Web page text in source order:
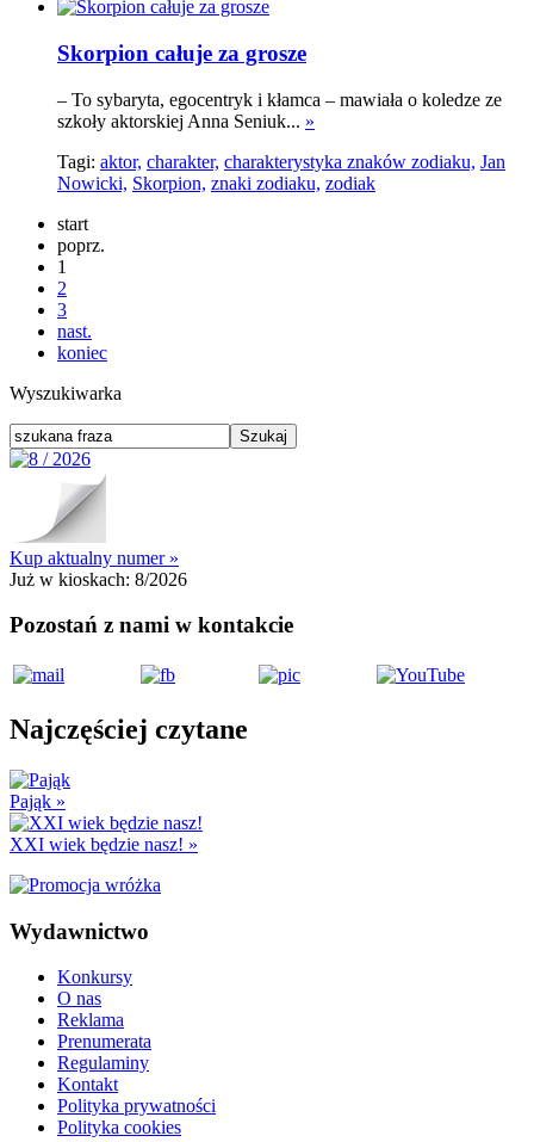
Skorpion całuje za grosze
– To sybaryta, egocentryk i kłamca – mawiała o koledze ze
szkoły aktorskiej Anna Seniuk... »
Tagi: aktor, charakter, charakterystyka znaków zodiaku, Jan
Nowicki, Skorpion, znaki zodiaku, zodiak
start
poprz.
1
2
3
nast.
koniec
Wyszukiwarka
Kup aktualny numer »
Już w kioskach: 8/2026
Pozostań z nami w kontakcie
Najczęściej czytane
Pająk »
XXI wiek będzie nasz! »
Wydawnictwo
Konkursy
O nas
Reklama
Prenumerata
Regulaminy
Kontakt
Polityka prywatności
Polityka cookies